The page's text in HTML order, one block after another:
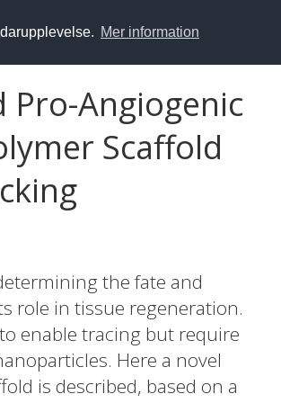
Mer information
Angiogenic
Scaffold
the fate and
role in tissue regeneration.
enable tracing but require
Here a novel
is described, based on a